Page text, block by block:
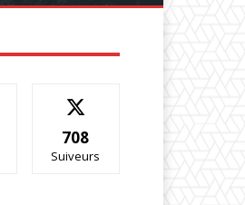
708
Suiveurs